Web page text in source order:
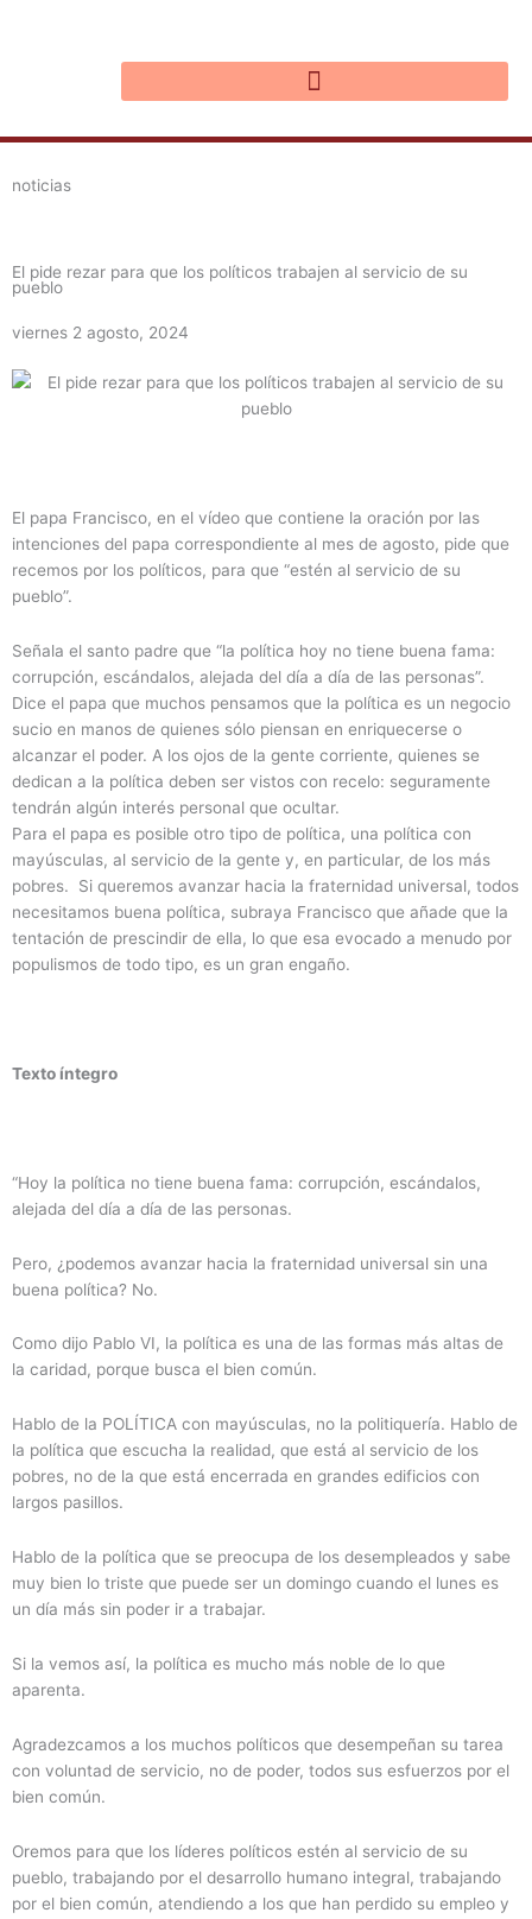
noticias
El pide rezar para que los políticos trabajen al servicio de su
pueblo
viernes 2 agosto, 2024
El papa Francisco, en el vídeo que contiene la oración por las
intenciones del papa correspondiente al mes de agosto, pide que
recemos por los políticos, para que “estén al servicio de su
pueblo”.
Señala el santo padre que “la política hoy no tiene buena fama:
corrupción, escándalos, alejada del día a día de las personas”.
Dice el papa que muchos pensamos que la política es un negocio
sucio en manos de quienes sólo piensan en enriquecerse o
alcanzar el poder. A los ojos de la gente corriente, quienes se
dedican a la política deben ser vistos con recelo: seguramente
tendrán algún interés personal que ocultar.
Para el papa es posible otro tipo de política, una política con
mayúsculas, al servicio de la gente y, en particular, de los más
pobres. Si queremos avanzar hacia la fraternidad universal, todos
necesitamos buena política, subraya Francisco que añade que la
tentación de prescindir de ella, lo que esa evocado a menudo por
populismos de todo tipo, es un gran engaño.
Texto íntegro
“Hoy la política no tiene buena fama: corrupción, escándalos,
alejada del día a día de las personas.
Pero, ¿podemos avanzar hacia la fraternidad universal sin una
buena política? No.
Como dijo Pablo VI, la política es una de las formas más altas de
la caridad, porque busca el bien común.
Hablo de la POLÍTICA con mayúsculas, no la politiquería. Hablo de
la política que escucha la realidad, que está al servicio de los
pobres, no de la que está encerrada en grandes edificios con
largos pasillos.
Hablo de la política que se preocupa de los desempleados y sabe
muy bien lo triste que puede ser un domingo cuando el lunes es
un día más sin poder ir a trabajar.
Si la vemos así, la política es mucho más noble de lo que
aparenta.
Agradezcamos a los muchos políticos que desempeñan su tarea
con voluntad de servicio, no de poder, todos sus esfuerzos por el
bien común.
Oremos para que los líderes políticos estén al servicio de su
pueblo, trabajando por el desarrollo humano integral, trabajando
por el bien común, atendiendo a los que han perdido su empleo y